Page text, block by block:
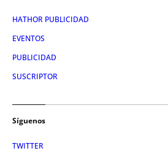
HATHOR PUBLICIDAD
EVENTOS
PUBLICIDAD
SUSCRIPTOR
Síguenos
TWITTER